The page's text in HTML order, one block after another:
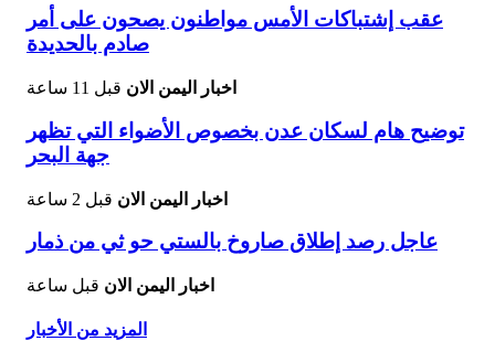
عقب إشتباكات الأمس مواطنون يصحون على أمر
صادم بالحديدة
اخبار اليمن الان قبل 11 ساعة
توضيح هام لسكان عدن بخصوص الأضواء التي تظهر
جهة البحر
اخبار اليمن الان قبل 2 ساعة
عاجل رصد إطلاق صاروخ بالستي حو ثي من ذمار
اخبار اليمن الان قبل ساعة
المزيد من الأخبار